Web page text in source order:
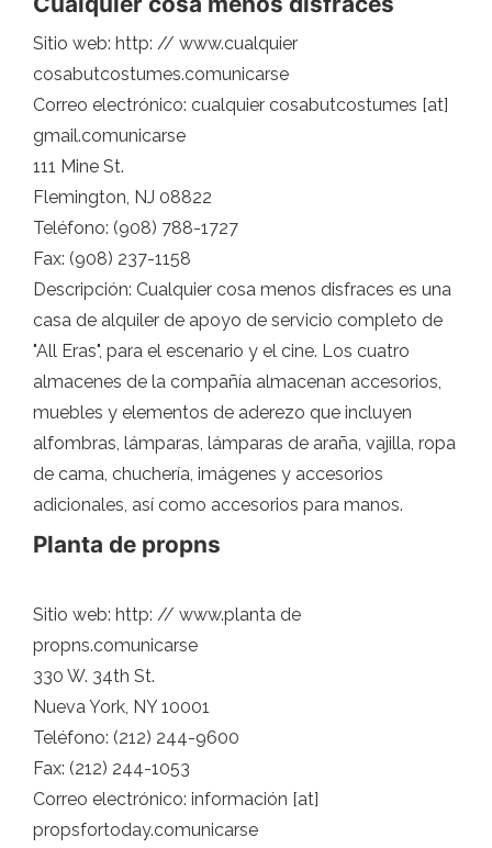
Sitio web: http: // www.cualquier
cosabutcostumes.comunicarse
Correo electrónico: cualquier cosabutcostumes [at]
gmail.comunicarse
111 Mine St.
Flemington, NJ 08822
Teléfono: (908) 788-1727
Fax: (908) 237-1158
Descripción: Cualquier cosa menos disfraces es una
casa de alquiler de apoyo de servicio completo de
"All Eras", para el escenario y el cine. Los cuatro
almacenes de la compañía almacenan accesorios,
muebles y elementos de aderezo que incluyen
alfombras, lámparas, lámparas de araña, vajilla, ropa
de cama, chuchería, imágenes y accesorios
adicionales, así como accesorios para manos.
Planta de propns
Sitio web: http: // www.planta de
propns.comunicarse
330 W. 34th St.
Nueva York, NY 10001
Teléfono: (212) 244-9600
Fax: (212) 244-1053
Correo electrónico: información [at]
propsfortoday.comunicarse